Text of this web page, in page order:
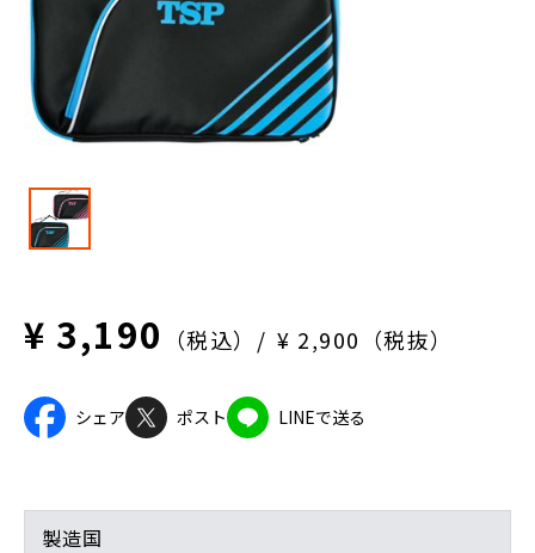
¥ 3,190 （税込） ¥ 2,900（税抜）
シェア ポスト LINEで送る
製造国